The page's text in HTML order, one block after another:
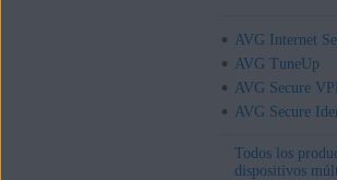
AVG Internet
AVG TuneUp
AVG Secure
AVG Secure
Todos los
dispositivos